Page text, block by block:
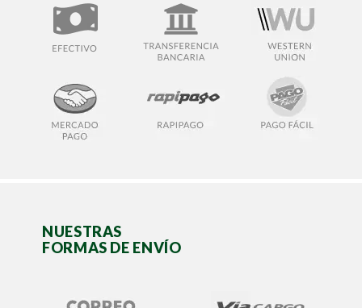
NUESTRAS
FORMAS DE ENVÍO